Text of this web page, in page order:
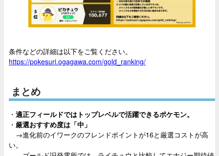
条件などの詳細は以下をご覧ください。
https://pokesuri.ogagawa.com/gold_ranking/
まとめ
・ 適正フィールドではトップレベルで活躍できるポケモン。
・ 厳選おすすめ度は「中」
→進化前のイワークのフレンドポイントが16と厳選コストが高
い。